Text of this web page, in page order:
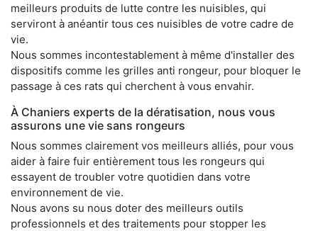
meilleurs produits de lutte contre les nuisibles, qui
serviront à anéantir tous ces nuisibles de votre cadre de
vie.
Nous sommes incontestablement à même d'installer des
dispositifs comme les grilles anti rongeur, pour bloquer le
passage à ces rats qui cherchent à vous envahir.
À Chaniers experts de la dératisation, nous vous
assurons une vie sans rongeurs
Nous sommes clairement vos meilleurs alliés, pour vous
aider à faire fuir entièrement tous les rongeurs qui
essayent de troubler votre quotidien dans votre
environnement de vie.
Nous avons su nous doter des meilleurs outils
professionnels et des traitements pour stopper les